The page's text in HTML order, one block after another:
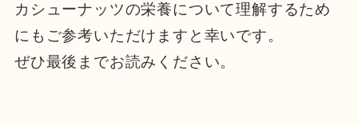
カシューナッツの栄養について理解するため
にもご参考いただけますと幸いです。
ぜひ最後までお読みください。